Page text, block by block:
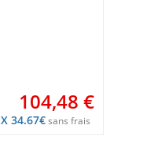
104,48 €
34.67€sans frais